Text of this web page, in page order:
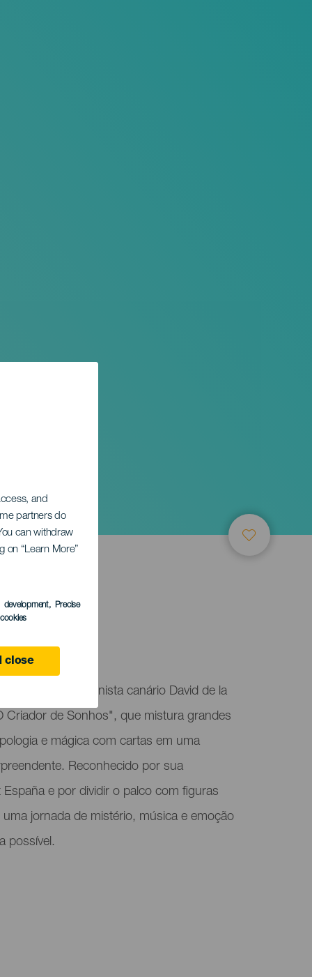
and
partners do
can withdraw
on “Learn More”
development, Precise
close
do ilusionista canário David de la
Criador de Sonhos", que mistura grandes
e mágica com cartas em uma
Reconhecido por sua
España e por dividir o palco com figuras
jornada de mistério, música e emoção
possível.